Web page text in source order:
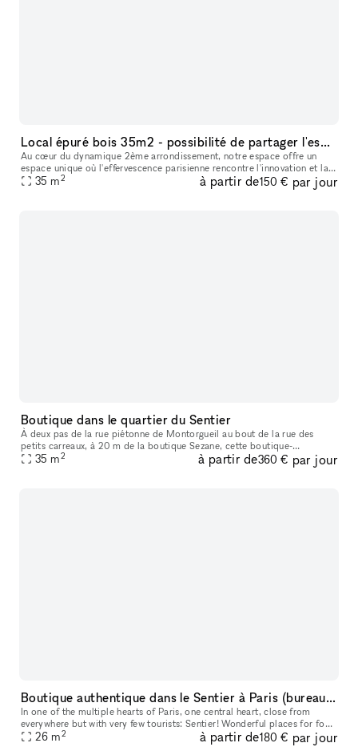
Local épuré bois 35m2 - possibilité de partager l'espace avec un autre locataire
Au cœur du dynamique 2ème arrondissement, notre espace offre un
espace unique où l'effervescence parisienne rencontre l'innovation et la
créativité. Notre concept de boutique éphémère est plus qu'un
35 m2 à partir de150 € par jour
Boutique dans le quartier du Sentier
À deux pas de la rue piétonne de Montorgueil au bout de la rue des
petits carreaux, à 20 m de la boutique Sezane, cette boutique-
showroom est idéalement situé entre les grand boulevards et châtelet
35 m2 à partir de360 € par jour
Boutique authentique dans le Sentier à Paris (bureau / showroom / événement)
In one of the multiple hearts of Paris, one central heart, close from
everywhere but with very few tourists: Sentier! Wonderful places for food
right next door: Edgar, Hôtel du Sentier, rue du Nil. N
26 m2 à partir de180 € par jour